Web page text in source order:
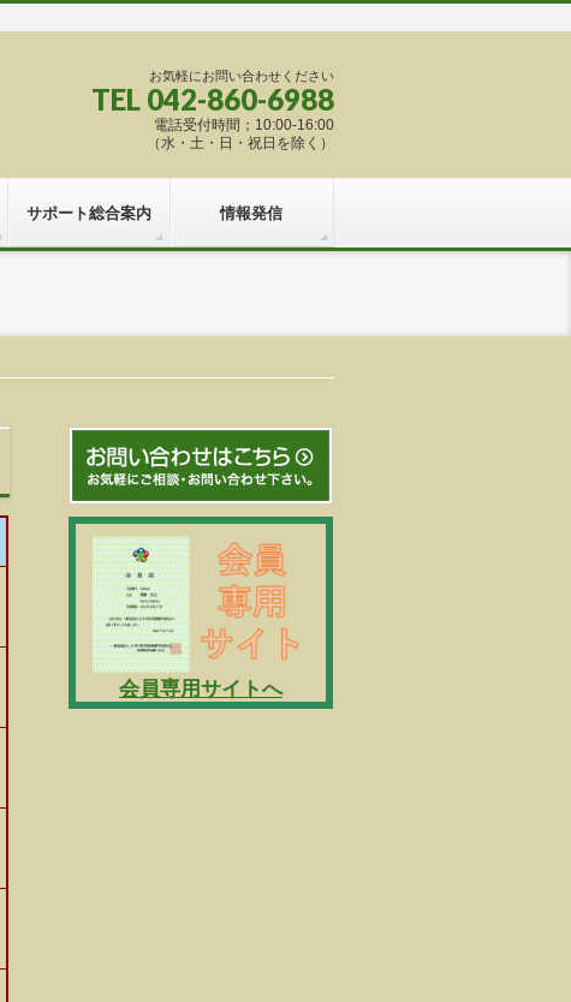
お気軽にお問い合わせください
TEL 042-860-6988
電話受付時間；10:00-16:00
（水・土・日・祝日を除く）
サポート総合案内 情報発信
会員専用サイトへ